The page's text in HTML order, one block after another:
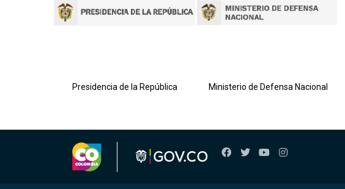
Presidencia de la República
Ministerio de Defensa Nacional